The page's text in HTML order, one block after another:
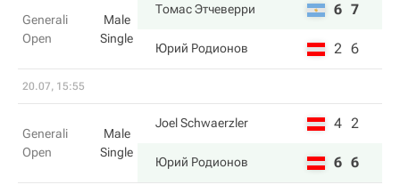
Generali
Open
Male
Single
Томас Этчеверри 6 7
Юрий Родионов 2 6
20.07, 15:55
Generali
Open
Male
Single
Joel Schwaerzler 4 2
Юрий Родионов 6 6